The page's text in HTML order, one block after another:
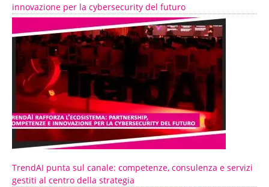
innovazione per la cybersecurity del futuro
TrendAI punta sul canale: competenze, consulenza e servizi
gestiti al centro della strategia